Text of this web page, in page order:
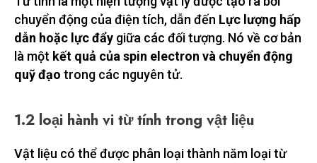
chuyển động của điện tích, dẫn đến Lực lượng hấp
dẫn hoặc lực đẩy giữa các đối tượng. Nó về cơ bản
là một kết quả của spin electron và chuyển động
quỹ đạo trong các nguyên tử.
1.2 loại hành vi từ tính trong vật liệu
Vật liệu có thể được phân loại thành năm loại từ